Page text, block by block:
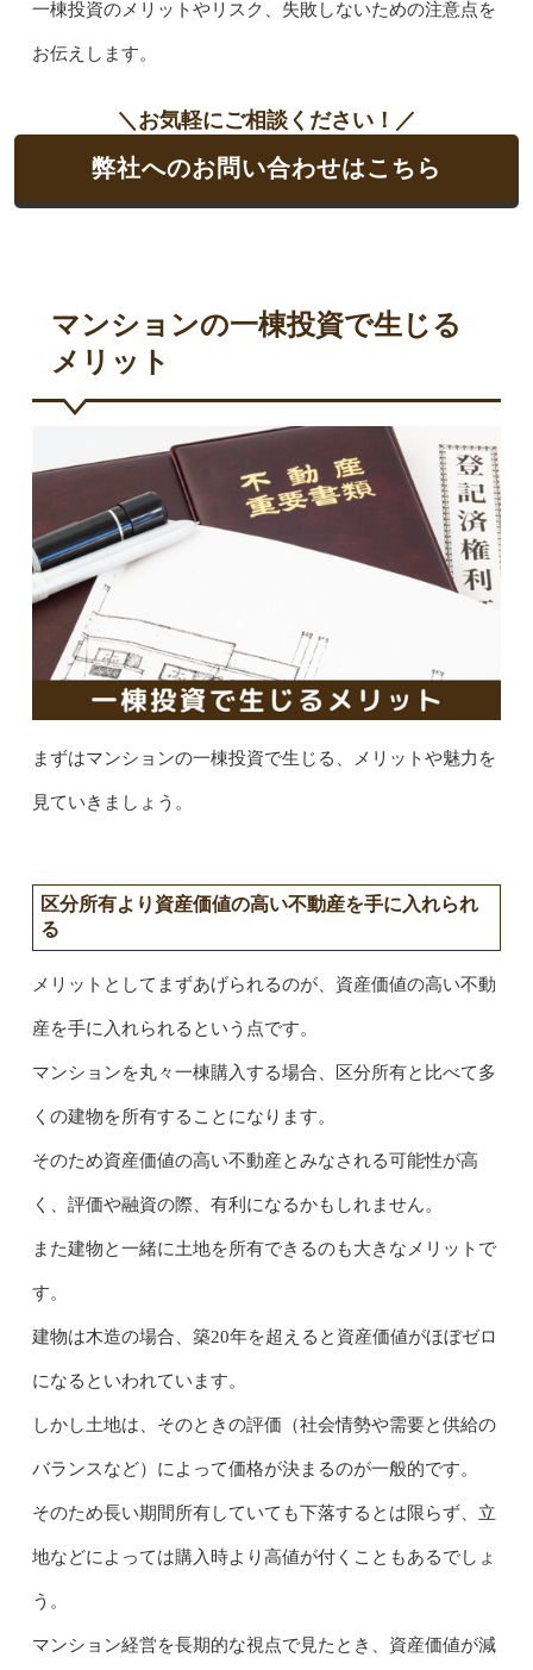
一棟投資のメリットやリスク、失敗しないための注意点を
お伝えします。
＼お気軽にご相談ください！／
弊社へのお問い合わせはこちら
マンションの一棟投資で生じる
メリット
まずはマンションの一棟投資で生じる、メリットや魅力を
見ていきましょう。
区分所有より資産価値の高い不動産を手に入れられ
る
メリットとしてまずあげられるのが、資産価値の高い不動
産を手に入れられるという点です。
マンションを丸々一棟購入する場合、区分所有と比べて多
くの建物を所有することになります。
そのため資産価値の高い不動産とみなされる可能性が高
く、評価や融資の際、有利になるかもしれません。
また建物と一緒に土地を所有できるのも大きなメリットで
す。
建物は木造の場合、築20年を超えると資産価値がほぼゼロ
になるといわれています。
しかし土地は、そのときの評価（社会情勢や需要と供給の
バランスなど）によって価格が決まるのが一般的です。
そのため長い期間所有していても下落するとは限らず、立
地などによっては購入時より高値が付くこともあるでしょ
う。
マンション経営を長期的な視点で見たとき、資産価値が減